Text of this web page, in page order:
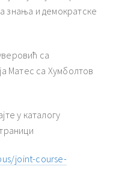
знања и демократске
са
Матес са Хумболтов
у каталогу
joint-course-